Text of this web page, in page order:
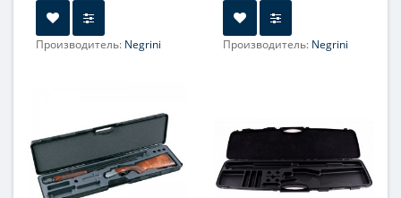
Производитель: Negrini Производитель: Negrini